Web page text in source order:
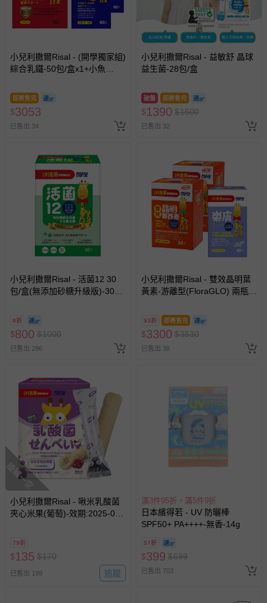
小兒利撒爾Risal - (開學獨家組)
綜合乳鐵-50包/盒x1+小魚
即將售完
$3053
已售出 34
小兒利撒爾Risal - 益敏舒 晶球
益生菌-28包/盒
破盤 即將售完
$1390 $1500
已售出 32
小兒利撒爾Risal - 活菌12 30
包/盒(無添加砂糖升級版)-30包/
8折
$800 $1000
已售出 286
小兒利撒爾Risal - 雙效晶明葉
黃素-游離型(FloraGLO) 兩瓶
Love咀嚼錠-60錠/瓶
93折 即將售完
$3300 $3530
已售出 38
搶購一空
小兒利撒爾Risal - 啾米乳酸菌
夾心米果(葡萄)-效期:2025-05-
79折
$135 $170
已售出 199 追蹤
滿3件95折，滿5件9折
日本繽得若 - UV 防曬棒
SPF50+ PA++++-無香-14g
57折
$399 $699
已售出 703